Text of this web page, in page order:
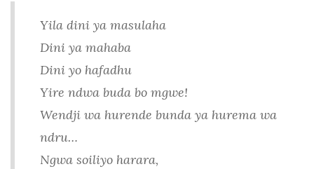
Yila dini ya masulaha
Dini ya mahaba
Dini yo hafadhu
Yire ndwa buda bo mgwe!
Wendji wa hurende bunda ya hurema wa
ndru…
Ngwa soiliyo harara,